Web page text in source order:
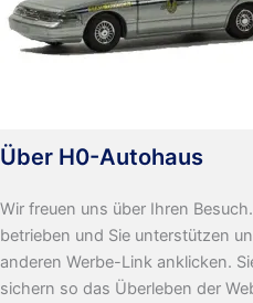
Über H0-Autohaus
Wir freuen uns über Ihren
betrieben und Sie unterstützen
anderen Werbe-Link anklicken.
sichern so das Überleben der